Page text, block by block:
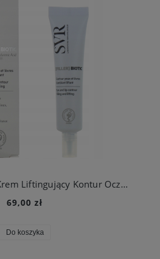
SVR Filler Biotic - Krem Liftingujący Kontur Oczu i Ust 15ml
69,00 zł
Do koszyka